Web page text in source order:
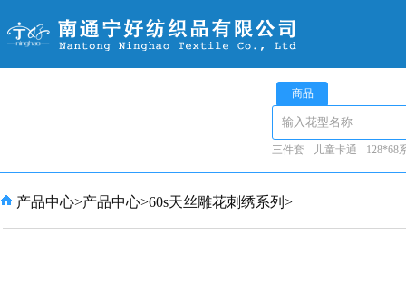
商品
三件套 儿童卡通 128*68
产品中心>产品中心>60s天丝雕花刺绣系列 >